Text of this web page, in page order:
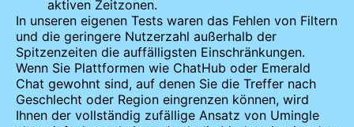
aktiven Zeitzonen.
In unseren eigenen Tests waren das Fehlen von Filtern
und die geringere Nutzerzahl außerhalb der
Spitzenzeiten die auffälligsten Einschränkungen.
Wenn Sie Plattformen wie ChatHub oder Emerald
Chat gewohnt sind, auf denen Sie die Treffer nach
Geschlecht oder Region eingrenzen können, wird
Ihnen der vollständig zufällige Ansatz von Umingle